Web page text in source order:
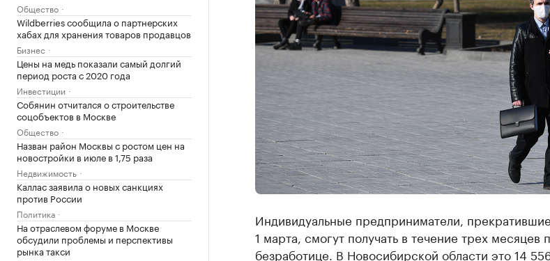
Общество
Wildberries сообщила о партнерских
хабах для хранения товаров продавцов
Бизнес
Цены на медь показали самый долгий
период роста с 2020 года
Инвестиции
Собянин отчитался о строительстве
соцобъектов в Москве
Общество
Назван район Москвы с ростом цен на
новостройки в июле в 1,75 раза
Недвижимость
Каллас заявила о новых санкциях
против России
Политика
На отраслевом форуме в Москве
обсудили проблемы и перспективы
рынка такси
Индивидуальные предприниматели,
1 марта, смогут получать в течение трех месяцев
безработице. В Новосибирской области это 14